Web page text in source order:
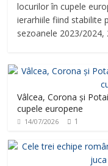
locurilor în cupele
ierarhiile fiind stabilite
sezoanele 2023/2024,
Vâlcea, Corona și
cupele europene
14/07/2026 1